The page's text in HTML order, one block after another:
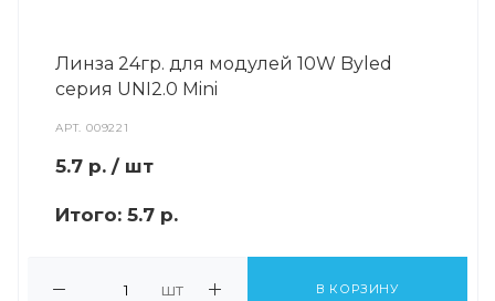
Линза 24гр. для модулей 10W Byled
серия UNI2.0 Mini
АРТ.009221
5.7 р. / шт
Итого: 5.7 р.
шт В КОРЗИНУ